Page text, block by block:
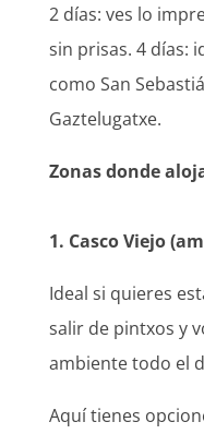
2 días: ves lo
sin prisas. 4 días:
como San
Gaztelugatxe.
Zonas donde
1. Casco Viejo
Ideal si quieres
salir de pintxos y
ambiente todo el
Aquí tienes